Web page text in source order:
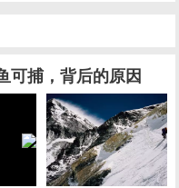
可捕，背后的原因